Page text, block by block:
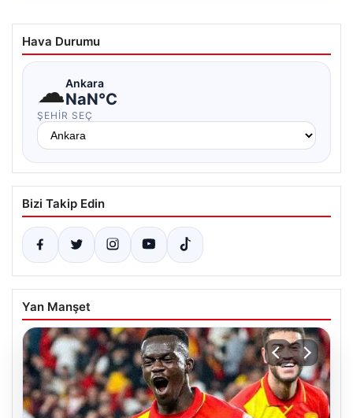
Hava Durumu
☁Ankara
NaN°C
ŞEHIR SEÇ
Bizi Takip Edin
Yan Manşet